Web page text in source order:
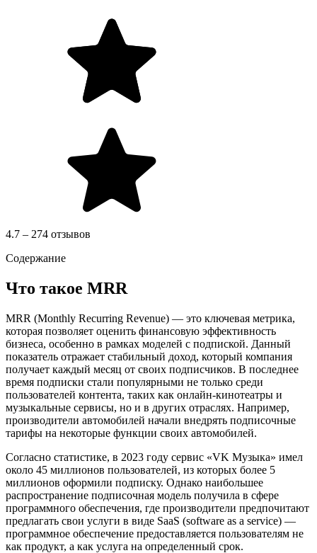
4.7 – 274 отзывов
Содержание
Что такое MRR
MRR (Monthly Recurring Revenue) — это ключевая метрика,
которая позволяет оценить финансовую эффективность
бизнеса, особенно в рамках моделей с подпиской. Данный
показатель отражает стабильный доход, который компания
получает каждый месяц от своих подписчиков. В последнее
время подписки стали популярными не только среди
пользователей контента, таких как онлайн-кинотеатры и
музыкальные сервисы, но и в других отраслях. Например,
производители автомобилей начали внедрять подписочные
тарифы на некоторые функции своих автомобилей.
Согласно статистике, в 2023 году сервис «VK Музыка» имел
около 45 миллионов пользователей, из которых более 5
миллионов оформили подписку. Однако наибольшее
распространение подписочная модель получила в сфере
программного обеспечения, где производители предпочитают
предлагать свои услуги в виде SaaS (software as a service) —
программное обеспечение предоставляется пользователям не
как продукт, а как услуга на определенный срок.